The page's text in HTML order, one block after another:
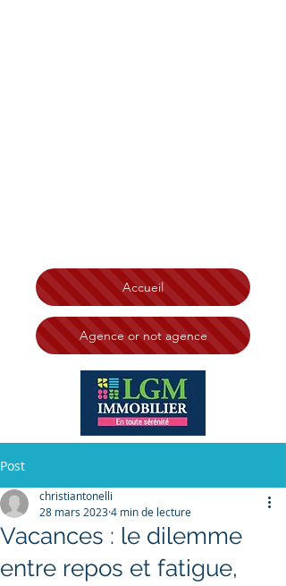
Accueil
Agence or not agence
Post
Vacances : le dilemme
entre repos et fatigue,
christiantonelli
28 mars 20234 min de lecture